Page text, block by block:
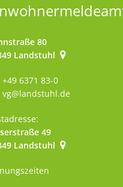
auszublenden
bis 18:00 Uhr
80
Landstuhl
+49 6371 83-0
vg@landstuhl.de
49
Landstuhl